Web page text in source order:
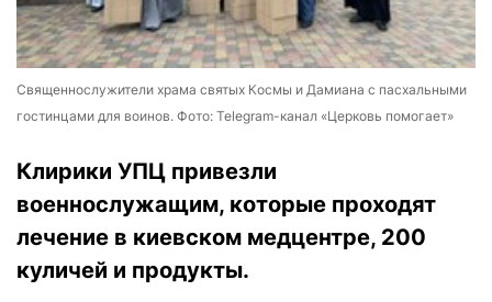
Священнослужители храма святых Космы и Дамиана с пасхальными
гостинцами для воинов. Фото: Telegram-канал «Церковь помогает»
Клирики УПЦ привезли
военнослужащим, которые проходят
лечение в киевском медцентре, 200
куличей и продукты.